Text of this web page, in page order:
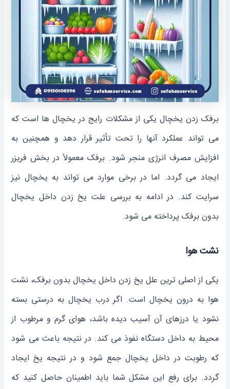
برفک زدن یخچال یکی از مشکلات رایج در یخچال ها است که
می ‌تواند عملکرد آنها را تحت تأثیر قرار دهد و همچنین به
افزایش مصرف انرژی منجر شود. برفک معمولاً در بخش فریزر
ایجاد می‌ گردد. اما در برخی موارد می‌ تواند به یخچال نیز
سرایت کند. در ادامه به بررسی علت یخ زدن داخل یخچال
بدون برفک پرداخته می ‌شود.
نشت هوا
یکی از اصلی ‌ترین علل یخ زدن داخل یخچال بدون برفک، نشت
هوا به درون یخچال است. اگر درب یخچال به درستی بسته
نشود یا درزهای آن آسیب دیده باشد، هوای گرم و مرطوب از
محیط به داخل دستگاه نفوذ می ‌کند. در نتیجه باعث می ‌شود
که رطوبت در داخل یخچال جمع شود و در نتیجه یخ ایجاد
گردد. برای رفع این مشکل شما باید اطمینان حاصل کنید که